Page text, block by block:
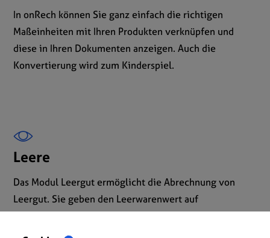
In onRech können Sie ganz einfach die richtigen
Maßeinheiten mit Ihren Produkten verknüpfen und
diese in Ihren Dokumenten anzeigen. Auch die
Konvertierung wird zum Kinderspiel.
Leere
Das Modul Leergut ermöglicht die Abrechnung von
Leergut. Sie geben den Leerwarenwert auf
Produktebene ein und onRech berechnet automatisch
die mögliche Rückerstattung, wenn Sie ein